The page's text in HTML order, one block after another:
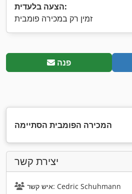
הצעה בלעדית:
זמין רק במכירה פומבית
פנה
המכירה הפומבית הסתיימה
יצירת קשר
איש קשר: Cedric Schuhmann